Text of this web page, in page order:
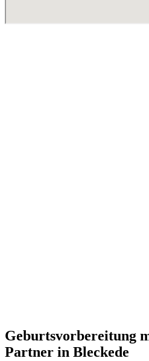
Geburtsvorbereitung
Partner in Bleckede